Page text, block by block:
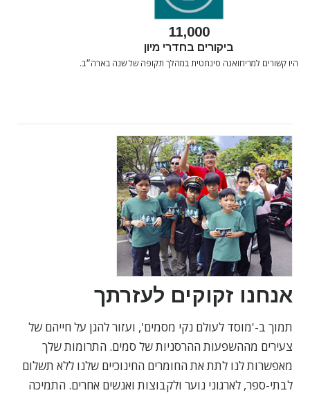
11,000
ביקורים בחדרי מיון
היו קשורים למריחואנה סינתטית במהלך תקופה של שנה בארה״ב.
אנחנו זקוקים לעזרתך
תמוך ב-'מוסד לעולם נקי מסמים', ועזור להגן על חייהם של
צעירים מההשפעות ההרסניות של סמים. התרומות שלך
מאפשרות לנו לתת את החומרים החינוכיים שלנו ללא תשלום
לבתי-ספר, לארגוני נוער ולקבוצות ואנשים אחרים. התמיכה